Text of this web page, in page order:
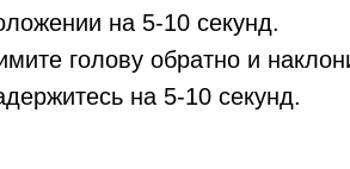
на 5-10 секунд.
голову обратно и
на 5-10 секунд.